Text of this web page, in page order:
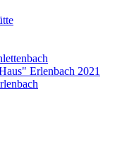
Erlenbach 2021